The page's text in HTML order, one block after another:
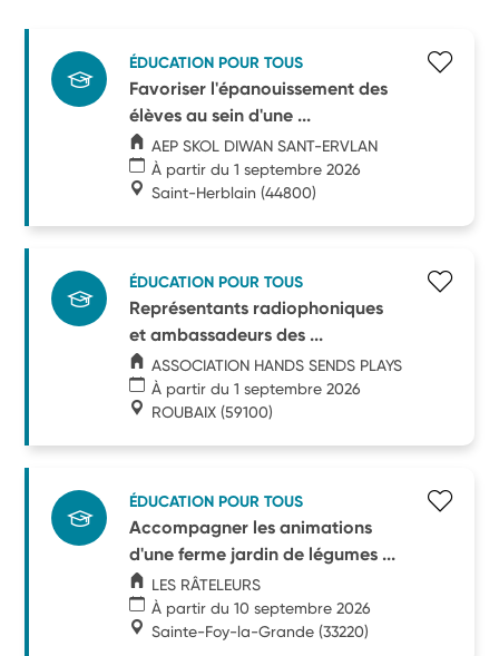
ÉDUCATION POUR TOUS
Favoriser l'épanouissement des
élèves au sein d'une ...
AEP SKOL DIWAN SANT-ERVLAN
À partir du 1 septembre 2026
Saint-Herblain (44800)
ÉDUCATION POUR TOUS
Représentants radiophoniques
et ambassadeurs des ...
ASSOCIATION HANDS SENDS PLAYS
À partir du 1 septembre 2026
ROUBAIX (59100)
ÉDUCATION POUR TOUS
Accompagner les animations
d'une ferme jardin de légumes ...
LES RÂTELEURS
À partir du 10 septembre 2026
Sainte-Foy-la-Grande (33220)